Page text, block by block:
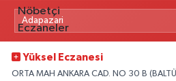
Yüksel Eczanesi
ORTA MAH ANKARA CAD. NO 30 B